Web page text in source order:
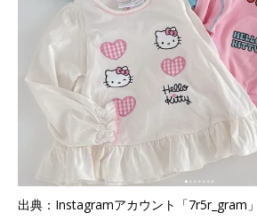
出典：Instagramアカウント「7r5r_gram」